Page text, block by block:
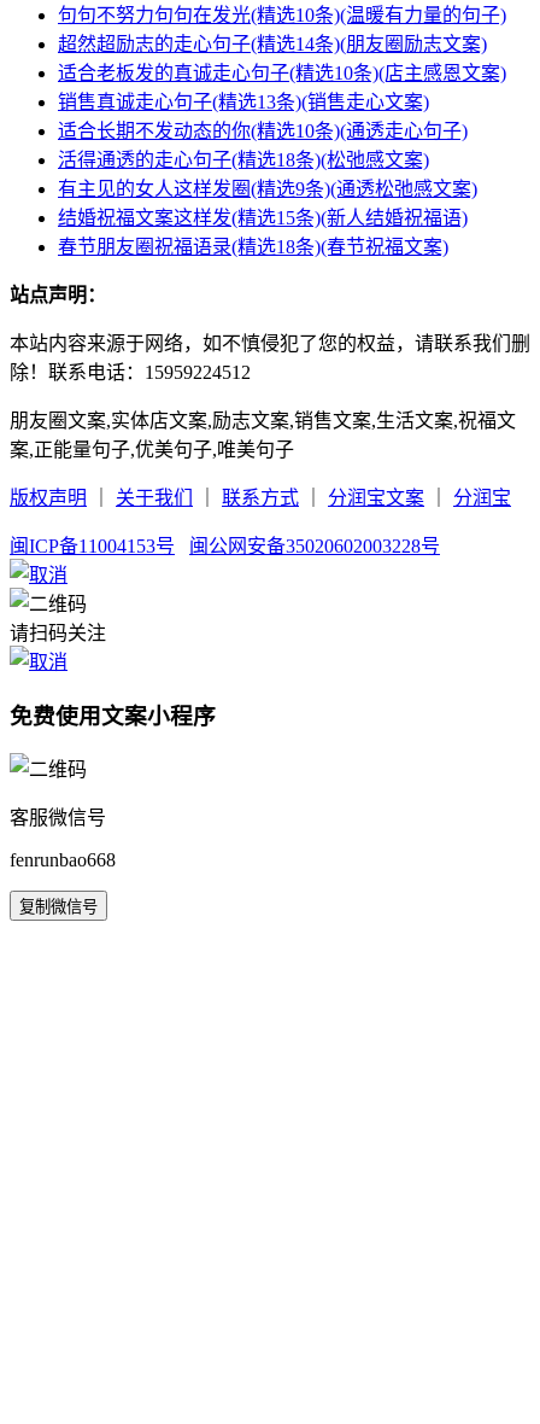
句句不努力句句在发光(精选10条)(温暖有力量的句子)
超然超励志的走心句子(精选14条)(朋友圈励志文案)
适合老板发的真诚走心句子(精选10条)(店主感恩文案)
销售真诚走心句子(精选13条)(销售走心文案)
适合长期不发动态的你(精选10条)(通透走心句子)
活得通透的走心句子(精选18条)(松弛感文案)
有主见的女人这样发圈(精选9条)(通透松弛感文案)
结婚祝福文案这样发(精选15条)(新人结婚祝福语)
春节朋友圈祝福语录(精选18条)(春节祝福文案)
站点声明：
本站内容来源于网络，如不慎侵犯了您的权益，请联系我们删
除！联系电话：15959224512
朋友圈文案,实体店文案,励志文案,销售文案,生活文案,祝福文
案,正能量句子,优美句子,唯美句子
版权声明 关于我们 联系方式 分润宝文案 分润宝
闽ICP备11004153号 闽公网安备35020602003228号
请扫码关注
免费使用文案小程序
客服微信号
fenrunbao668
复制微信号